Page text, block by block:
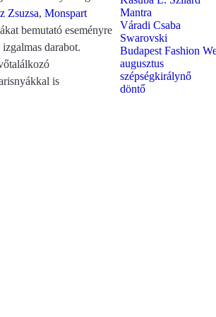
Zsuzsa, Monspart
bemutató eseményre
darabot.
is
Mantra
Váradi Csaba
Swarovski
Budapest Fashion
augusztus
szépségkirálynő
döntő